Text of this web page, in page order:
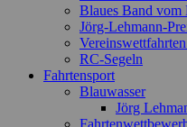
Blaues Band vom
Jörg-Lehmann-
RC-Segeln
Fahrtensport
Blauwasser
Jörg